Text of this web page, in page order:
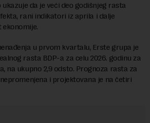
ukazuje da je veći deo godišnjeg rasta
rani indikatori iz aprila i dalje
u prvom kvartalu, Erste grupa je
rasta BDP-a za celu 2026. godinu za
na ukupno 2,9 odsto. Prognoza rasta za
i projektovana je na četiri